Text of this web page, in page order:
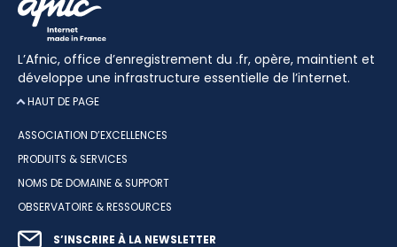
L’Afnic, office d’enregistrement du .fr, opère, maintient et
développe une infrastructure essentielle de l’internet.
HAUT DE PAGE
ASSOCIATION D’EXCELLENCES
PRODUITS & SERVICES
NOMS DE DOMAINE & SUPPORT
OBSERVATOIRE & RESSOURCES
S’INSCRIRE À LA NEWSLETTER